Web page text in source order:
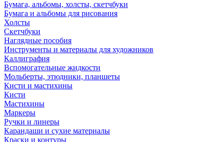
Бумага, альбомы, холсты, скетчбуки
Бумага и альбомы для рисования
Холсты
Скетчбуки
Наглядные пособия
Инструменты и материалы для художников
Каллиграфия
Вспомогательные жидкости
Мольберты, этюдники, планшеты
Кисти и мастихины
Кисти
Мастихины
Маркеры
Ручки и линеры
Карандаши и сухие материалы
Краски и контуры